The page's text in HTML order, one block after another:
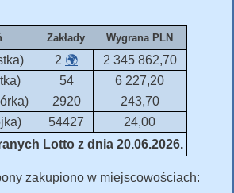
Zakłady Wygrana PLN
2 🌍
2 345 862,70
54
6 227,20
2920
243,70
54427
24,00
Lotto z dnia 20.06.2026.
zakupiono w miejscowościach: